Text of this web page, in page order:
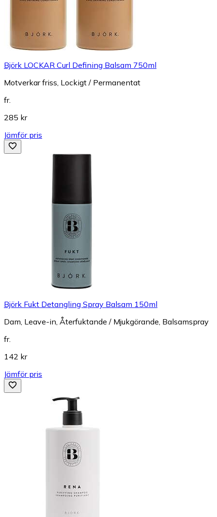
Björk LOCKAR Curl Defining Balsam 750ml
Motverkar friss, Lockigt / Permanentat
fr.
285 kr
Jämför pris
Björk Fukt Detangling Spray Balsam 150ml
Dam, Leave-in, Återfuktande / Mjukgörande, Balsamspray
fr.
142 kr
Jämför pris